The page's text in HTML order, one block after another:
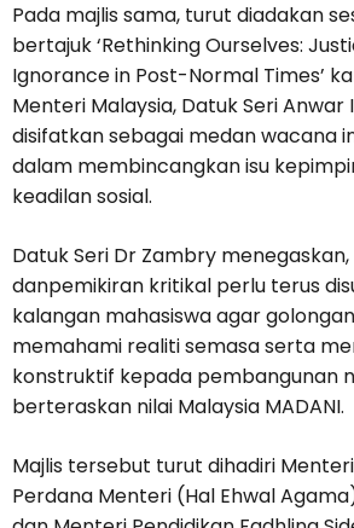
Pada majlis sama, turut diadakan
bertajuk ‘Rethinking Ourselves:
Ignorance in Post-Normal Times’
Menteri Malaysia, Datuk Seri Anwar
disifatkan sebagai medan wacana
dalam membincangkan isu
keadilan sosial.
Datuk Seri Dr Zambry
danpemikiran kritikal perlu terus
kalangan mahasiswa agar
memahami realiti semasa serta
konstruktif kepada pembangunan
berteraskan nilai Malaysia MADANI.
Majlis tersebut turut dihadiri
Perdana Menteri (Hal Ehwal